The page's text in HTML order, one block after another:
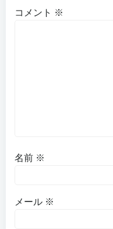
コメント ※
名前 ※
メール ※